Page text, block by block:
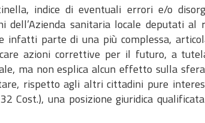
indice di eventuali errori e/o
sanitaria locale deputati
infatti parte di una più complessa,
azioni correttive per il futuro, a
ma non esplica alcun effetto sulla
rispetto agli altri cittadini pure
Cost.), una posizione giuridica